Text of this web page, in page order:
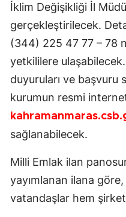
İklim Değişikliği İl
gerçekleştirilecek.
(344) 225 47 77 – 78
yetkililere
duyuruları ve başvuru
kurumun resmi
sağlanabilecek.
Milli Emlak ilan
yayımlanan ilana
vatandaşlar hem